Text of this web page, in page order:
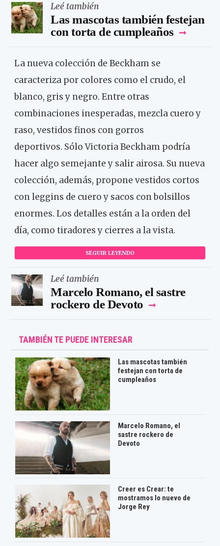
Leé también
Las mascotas también festejan
con torta de cumpleaños
La nueva colección de Beckham se
caracteriza por colores como el crudo, el
blanco, gris y negro. Entre otras
combinaciones inesperadas, mezcla cuero y
raso, vestidos finos con gorros
deportivos. Sólo Victoria Beckham podría
hacer algo semejante y salir airosa. Su nueva
colección, además, propone vestidos cortos
con leggins de cuero y sacos con bolsillos
enormes. Los detalles están a la orden del
día, como tiradores y cierres a la vista.
SEGUIR LEYENDO
Leé también
Marcelo Romano, el sastre
rockero de Devoto
TAMBIÉN TE PUEDE INTERESAR
Las mascotas también
festejan con torta de
cumpleaños
Marcelo Romano, el
sastre rockero de
Devoto
Creer es Crear: te
mostramos lo nuevo de
Jorge Rey